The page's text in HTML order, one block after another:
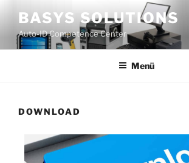
BASYS SOLUTIONS
Auto-ID Competence Center
Menü
DOWNLOAD